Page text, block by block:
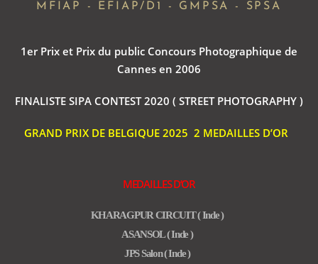
MFIAP - EFIAP/D1 - GMPSA - SPSA
1er Prix et Prix du public Concours Photographique de
Cannes en 2006
FINALISTE SIPA CONTEST 2020 ( STREET PHOTOGRAPHY )
GRAND PRIX DE BELGIQUE 2025 2 MEDAILLES D’OR
MEDAILLES D’OR
KHARAGPUR CIRCUIT ( Inde )
ASANSOL ( Inde )
JPS Salon ( Inde )